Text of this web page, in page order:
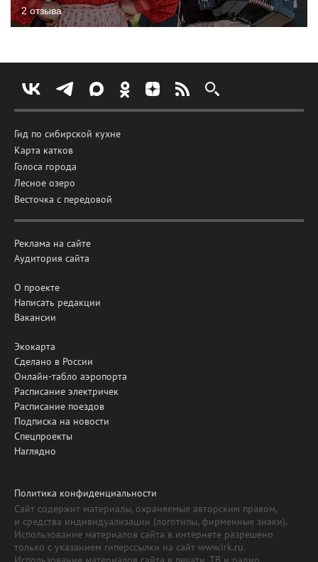
2 отзыва
Гид по сибирской кухне
Карта катков
Голоса города
Лесное озеро
Весточка с передовой
Реклама на сайте
Аудитория сайта
О проекте
Написать редакции
Вакансии
Экокарта
Сделано в России
Онлайн-табло аэропорта
Расписание электричек
Расписание поездов
Подписка на новости
Спецпроекты
Наглядно
Политика конфиденциальности
Сайт содержит материалы, охраняемые авторским правом,
и средства индивидуализации (логотипы, фирменные знаки).
Использование материалов сайта в интернете разрешено
только с указанием гиперссылки на сайт www.irk.ru.